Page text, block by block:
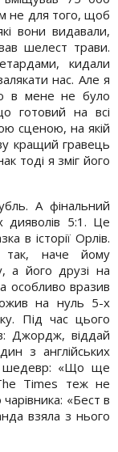
не для того, щоб
вони видавали,
шелест трави.
кидали
нас. Але я
в мене не було
готовий на всі
на якій
кращий гравець
тоді я зміг його
А фінальний
дияволів 5:1. Це
в історії Орлів.
так, наче йому
а його друзі на
особливо вразив
на нуль 5-х
Під час цього
Джордж, віддай
з англійських
шедевр: «Що ще
Times теж не
«Бест в
взяла з нього